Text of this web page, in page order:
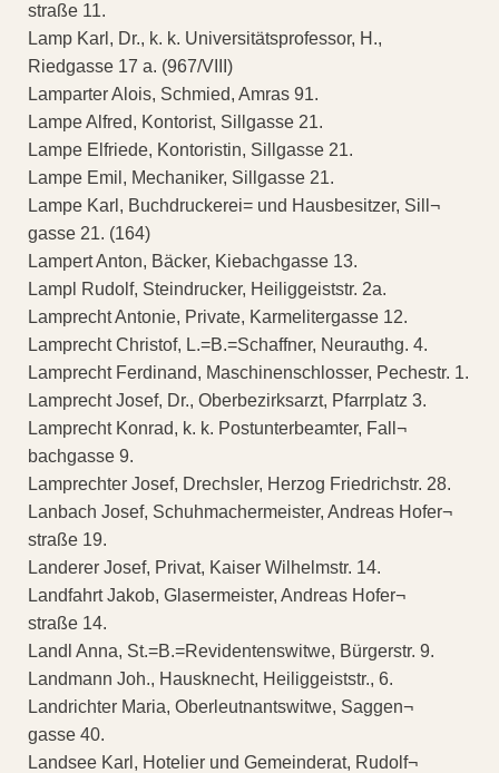
straße 11.
Lamp Karl, Dr., k. k. Universitätsprofessor, H.,
Riedgasse 17 a. (967/VIII)
Lamparter Alois, Schmied, Amras 91.
Lampe Alfred, Kontorist, Sillgasse 21.
Lampe Elfriede, Kontoristin, Sillgasse 21.
Lampe Emil, Mechaniker, Sillgasse 21.
Lampe Karl, Buchdruckerei= und Hausbesitzer, Sill¬
gasse 21. (164)
Lampert Anton, Bäcker, Kiebachgasse 13.
Lampl Rudolf, Steindrucker, Heiliggeiststr. 2a.
Lamprecht Antonie, Private, Karmelitergasse 12.
Lamprecht Christof, L.=B.=Schaffner, Neurauthg. 4.
Lamprecht Ferdinand, Maschinenschlosser, Pechestr. 1.
Lamprecht Josef, Dr., Oberbezirksarzt, Pfarrplatz 3.
Lamprecht Konrad, k. k. Postunterbeamter, Fall¬
bachgasse 9.
Lamprechter Josef, Drechsler, Herzog Friedrichstr. 28.
Lanbach Josef, Schuhmachermeister, Andreas Hofer¬
straße 19.
Landerer Josef, Privat, Kaiser Wilhelmstr. 14.
Landfahrt Jakob, Glasermeister, Andreas Hofer¬
straße 14.
Landl Anna, St.=B.=Revidentenswitwe, Bürgerstr. 9.
Landmann Joh., Hausknecht, Heiliggeiststr., 6.
Landrichter Maria, Oberleutnantswitwe, Saggen¬
gasse 40.
Landsee Karl, Hotelier und Gemeinderat, Rudolf¬